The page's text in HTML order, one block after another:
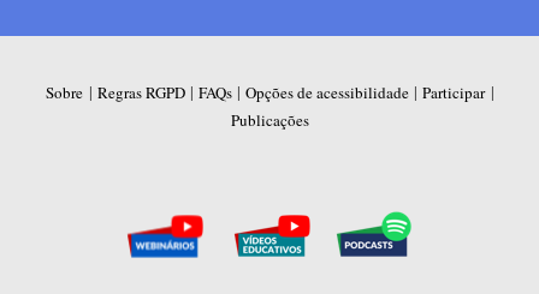
Sobre | Regras RGPD| FAQs| Opções de acessibilidade| Participar|
Publicações